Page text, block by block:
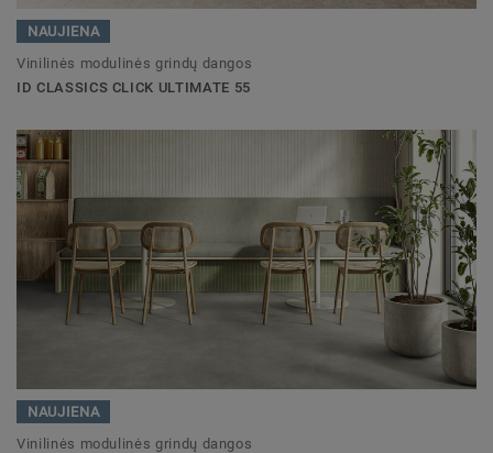
NAUJIENA
Vinilinės modulinės grindų dangos
ID CLASSICS CLICK ULTIMATE 55
NAUJIENA
Vinilinės modulinės grindų dangos